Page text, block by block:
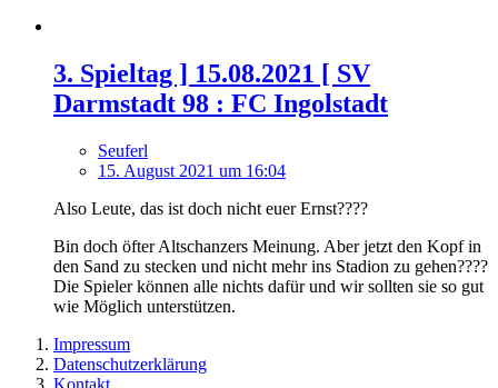
3. Spieltag ] 15.08.2021 [ SV
Darmstadt 98 : FC Ingolstadt
Seuferl
15. August 2021 um 16:04
Also Leute, das ist doch nicht euer Ernst????
Bin doch öfter Altschanzers Meinung. Aber jetzt den Kopf in
den Sand zu stecken und nicht mehr ins Stadion zu gehen????
Die Spieler können alle nichts dafür und wir sollten sie so gut
wie Möglich unterstützen.
Impressum
Datenschutzerklärung